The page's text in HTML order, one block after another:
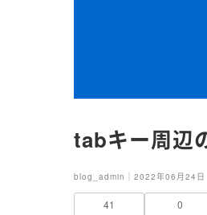
tabキー周辺
blog_admin｜2022年06月24日
41 0